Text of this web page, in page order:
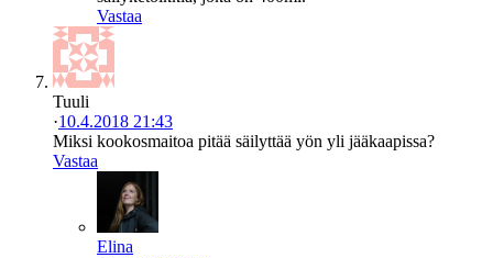
Vastaa
Tuuli
·10.4.2018 21:43
Miksi kookosmaitoa pitää säilyttää yön yli jääkaapissa?
Vastaa
Elina